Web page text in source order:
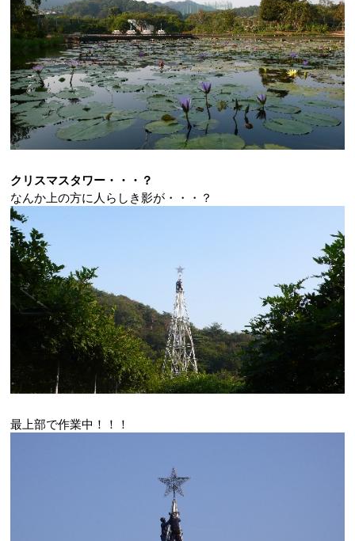
クリスマスタワー・・・？
なんか上の方に人らしき影が・・・？
最上部で作業中！！！